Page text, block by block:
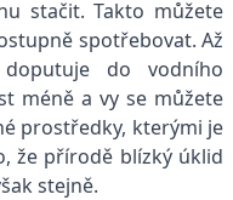
stačit. Takto můžete
spotřebovat. Až
do vodního
méně a vy se můžete
prostředky, kterými je
že přírodě blízký úklid
stejně.